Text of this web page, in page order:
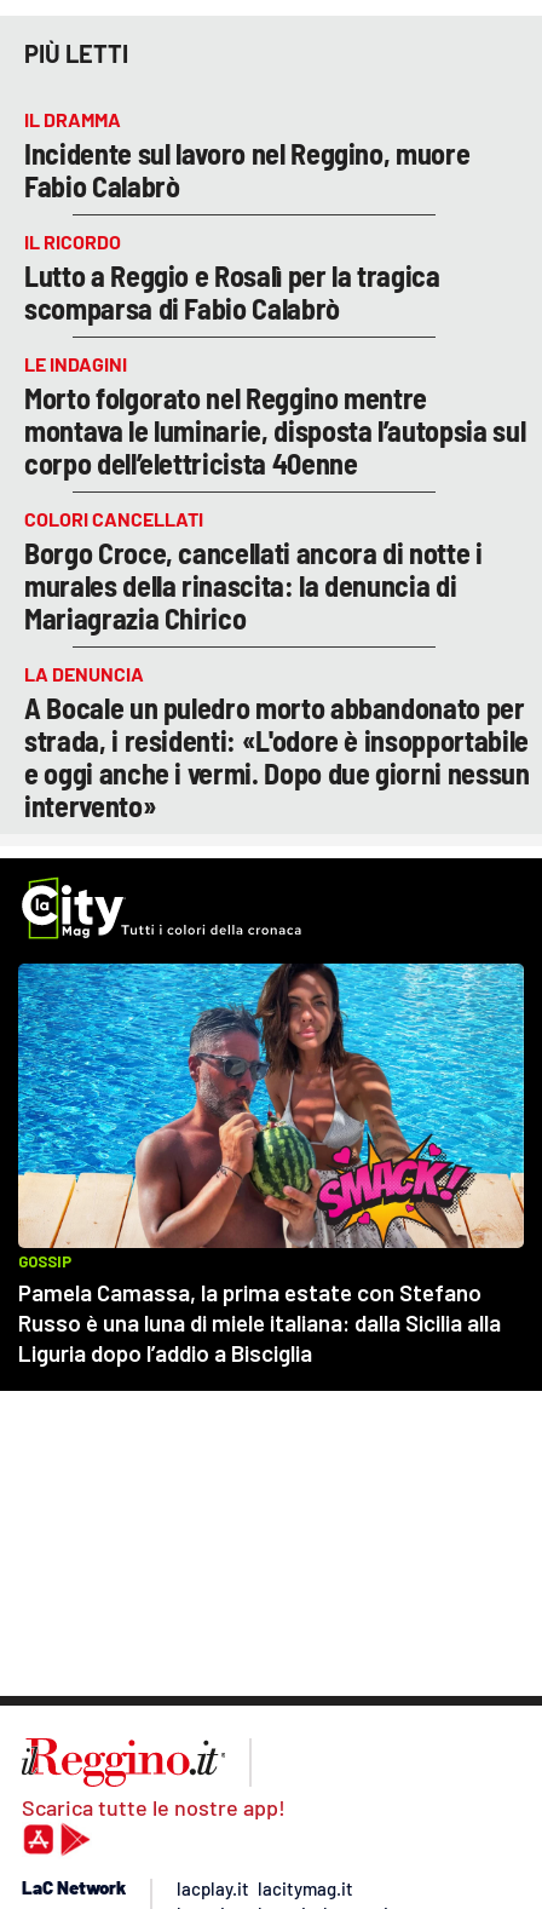
PIÙ LETTI
IL DRAMMA
Incidente sul lavoro nel Reggino, muore
Fabio Calabrò
IL RICORDO
Lutto a Reggio e Rosalì per la tragica
scomparsa di Fabio Calabrò
LE INDAGINI
Morto folgorato nel Reggino mentre
montava le luminarie, disposta l’autopsia sul
corpo dell’elettricista 40enne
COLORI CANCELLATI
Borgo Croce, cancellati ancora di notte i
murales della rinascita: la denuncia di
Mariagrazia Chirico
LA DENUNCIA
A Bocale un puledro morto abbandonato per
strada, i residenti: «L'odore è insopportabile
e oggi anche i vermi. Dopo due giorni nessun
intervento»
Scarica tutte le nostre app!
LaC Network
lacplay.it lacitymag.it